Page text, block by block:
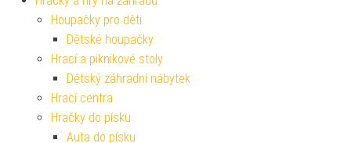
Houpačky pro děti
Dětské houpačky
Hrací a piknikové stoly
Dětský záhradní nábytek
Hrací centra
Hračky do písku
Auta do písku